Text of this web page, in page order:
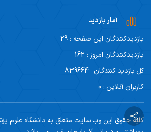
آمار بازدید
بازدیدکنندگان این صفحه : 29
بازدیدکنندگان امروز : 162
کل بازدید کنندگان : 839664
کاربران آنلاین : 0
کلیه حقوق این وب سایت متعلق به دانشگاه علوم